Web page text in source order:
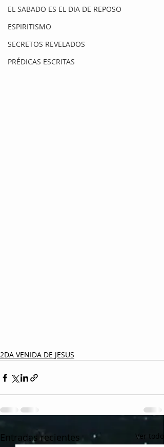
EL SABADO ES EL DIA DE REPOSO
ESPIRITISMO
SECRETOS REVELADOS
PRÉDICAS ESCRITAS
2DA VENIDA DE JESUS
Entradas recientes Ver todo